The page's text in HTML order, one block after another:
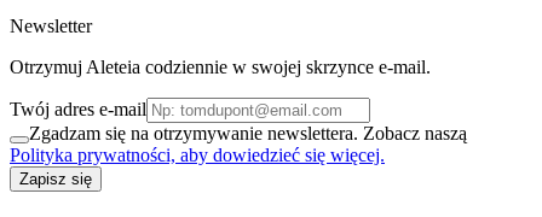
Newsletter
Otrzymuj Aleteia codziennie w swojej skrzynce e-mail.
Twój adres e-mail
Zgadzam się na otrzymywanie newslettera. Zobacz naszą
Polityka prywatności, aby dowiedzieć się więcej.
Zapisz się